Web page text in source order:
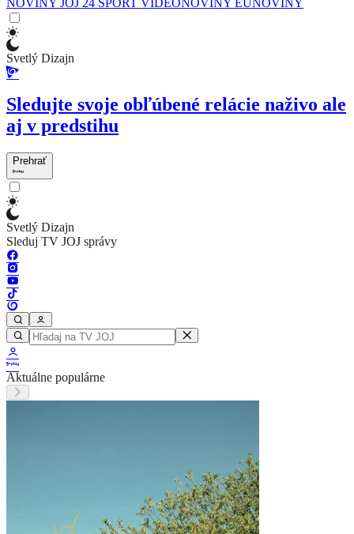
NOVINY JOJ 24 ŠPORT VIDEONOVINY EUNOVINY
Svetlý Dizajn
Sledujte svoje obľúbené relácie naživo ale
aj v predstihu
Prehrať
Svetlý Dizajn
Sleduj TV JOJ správy
Aktuálne populárne